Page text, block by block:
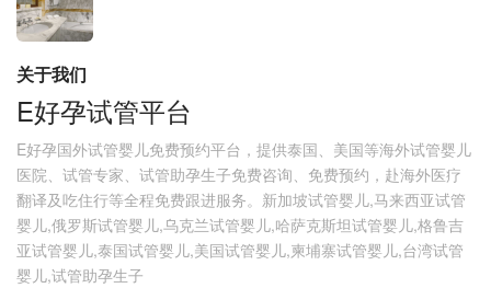
关于我们
E好孕试管平台
E好孕国外试管婴儿免费预约平台，提供泰国、美国等海外试管婴儿
医院、试管专家、试管助孕生子免费咨询、免费预约，赴海外医疗
翻译及吃住行等全程免费跟进服务。新加坡试管婴儿,马来西亚试管
婴儿,俄罗斯试管婴儿,乌克兰试管婴儿,哈萨克斯坦试管婴儿,格鲁吉
亚试管婴儿,泰国试管婴儿,美国试管婴儿,柬埔寨试管婴儿,台湾试管
婴儿,试管助孕生子